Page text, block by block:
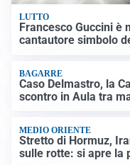
LUTTO
Francesco Guccini è
cantautore simbolo
BAGARRE
Caso Delmastro, la
scontro in Aula tra
MEDIO ORIENTE
Stretto di Hormuz,
sulle rotte: si apre la